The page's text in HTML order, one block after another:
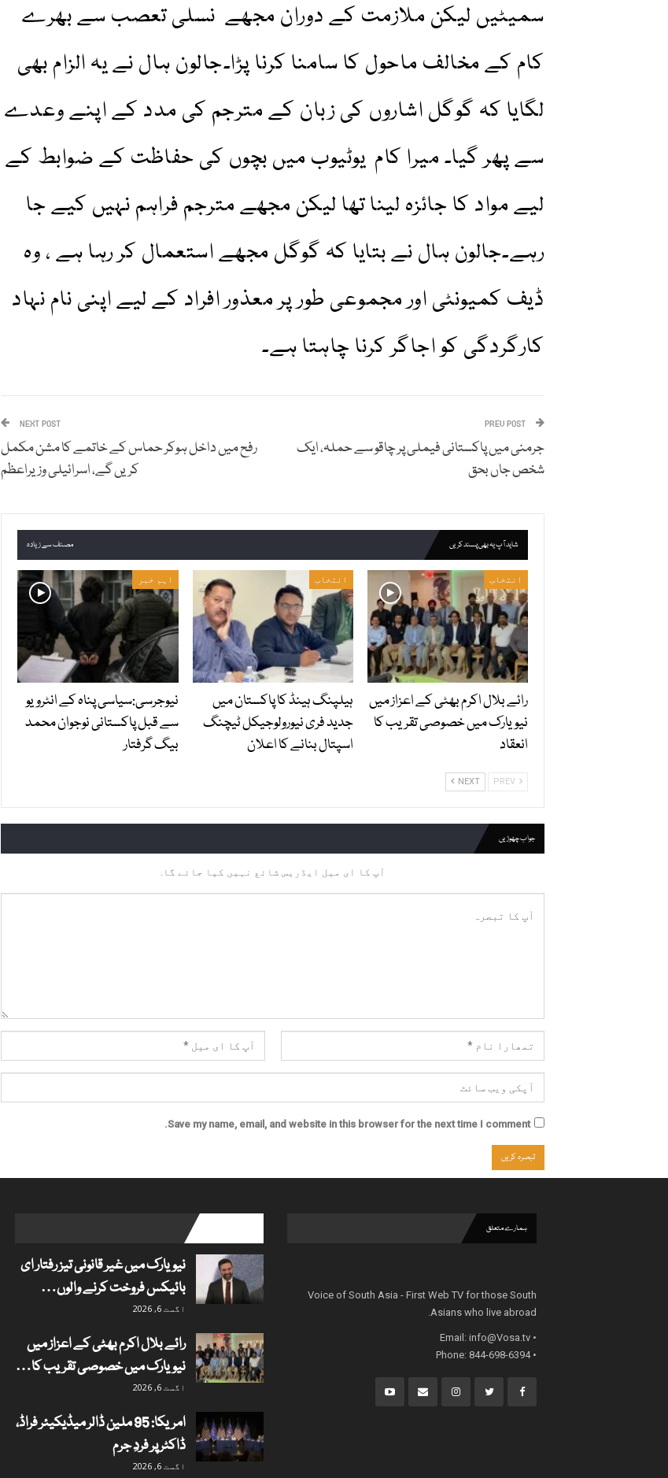
سمیٹیں لیکن ملازمت کے دوران مجھے نسلی تعصب سے بھرے
کام کے مخالف ماحول کا سامنا کرنا پڑا۔جالون ہال نے یہ الزام بھی
لگایا کہ گوگل اشاروں کی زبان کے مترجم کی مدد کے اپنے وعدے
سے پھر گیا۔ میرا کام یوٹیوب میں بچوں کی حفاظت کے ضوابط کے
لیے مواد کا جائزہ لینا تھا لیکن مجھے مترجم فراہم نہیں کیے جا
رہے۔جالون ہال نے بتایا کہ گوگل مجھے استعمال کر رہا ہے ، وہ
ڈیف کمیونٹی اور مجموعی طور پر معذور افراد کے لیے اپنی نام نہاد
کارگردگی کو اجاگر کرنا چاہتا ہے۔
جرمنی میں پاکستانی فیملی پر چاقو سے حملہ، ایک
شخص جاں بحق
NEXT POST
رفح میں داخل ہوکر حماس کے خاتمے کا مشن مکمل
کریں گے، اسرائیلی وزیراعظم
شاید آپ یہ بھی پسند کریں مصنف سے زیادہ
انتخاب
رائے بلال اکرم بھٹی کے اعزاز میں
نیویارک میں خصوصی تقریب کا
انعقاد
انتخاب
ہیلپنگ ہینڈ کا پاکستان میں
جدید فری نیورولوجیکل ٹیچنگ
اسپتال بنانے کا اعلان
اہم خبر
نیوجرسی:سیاسی پناہ کے انٹرویو
سے قبل پاکستانی نوجوان محمد
بیگ گرفتار
NEXT
جواب چھوڑیں
آپ کا ای میل ایڈریس شائع نہیں کیا جائے گا.
Save my name, email, and website in this browser for the next time I comment.
ہمارے متعلق
Voice of South Asia - First Web TV for those South
Asians who live abroad.
• Email:
info@Vosa.tv
• Phone: 844-698-6394
نیویارک میں غیر قانونی تیز رفتار ای
بائیکس فروخت کرنے والوں…
اگست 6, 2026
رائے بلال اکرم بھٹی کے اعزاز میں
نیویارک میں خصوصی تقریب کا…
اگست 6, 2026
امریکا: 95 ملین ڈالر میڈیکیئر فراڈ،
ڈاکٹر پر فردِ جرم
اگست 6, 2026